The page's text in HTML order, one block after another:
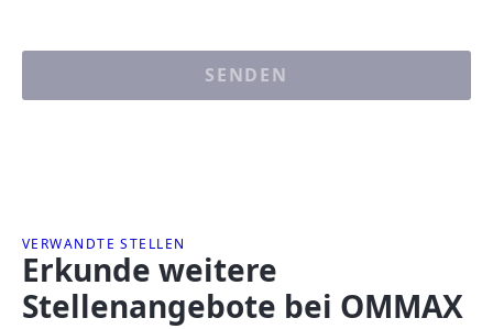
SENDEN
VERWANDTE STELLEN
Erkunde weitere
Stellenangebote bei OMMAX